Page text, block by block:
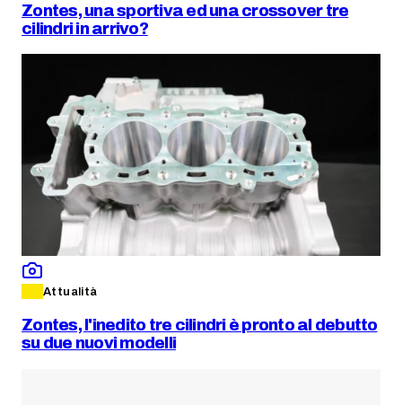
Zontes, una sportiva ed una crossover tre
cilindri in arrivo?
Attualità
Zontes, l'inedito tre cilindri è pronto al debutto
su due nuovi modelli